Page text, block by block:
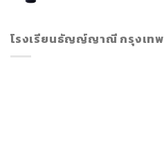
โรงเรียนธัญญ์ญาณี กรุงเทพ